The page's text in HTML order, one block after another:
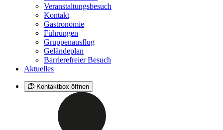
Veranstaltungsbesuch
Kontakt
Gastronomie
Führungen
Gruppenausflug
Geländeplan
Barrierefreier Besuch
Aktuelles
Kontaktbox öffnen